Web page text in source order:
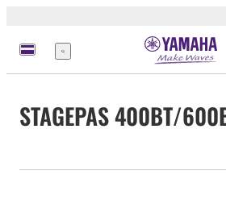
Menü
STAGEPAS 400BT/